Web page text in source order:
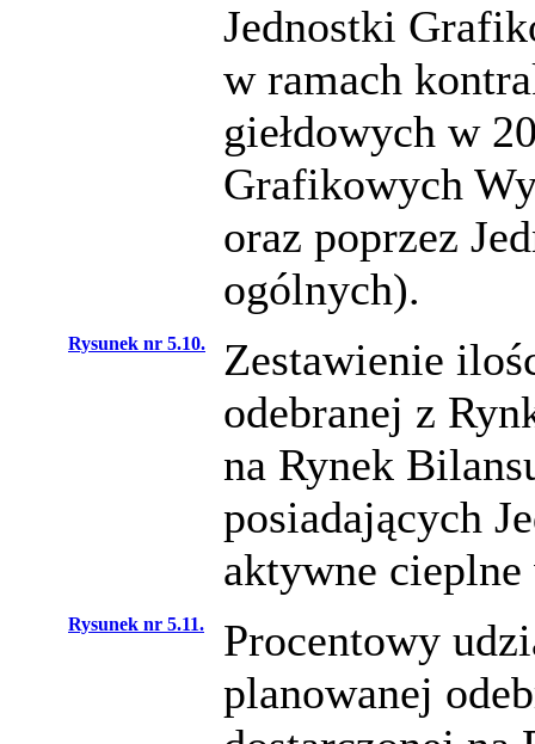
Jednostki
w ramach
giełdowych w
Grafikowych
oraz poprzez
ogólnych).
Rysunek nr 5.10.
Zestawienie
odebranej z
na Rynek
posiadających
aktywne
Rysunek nr 5.11.
Procentowy
planowanej